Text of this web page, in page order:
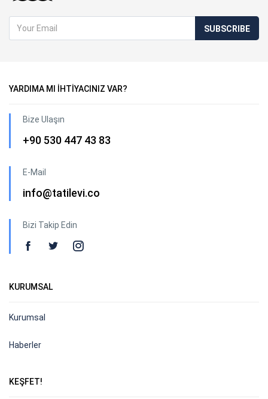
SUBSCRIBE
YARDIMA MI İHTİYACINIZ VAR?
Bize Ulaşın
+90 530 447 43 83
E-Mail
info@tatilevi.co
Bizi Takip Edin
KURUMSAL
Kurumsal
Haberler
KEŞFET!